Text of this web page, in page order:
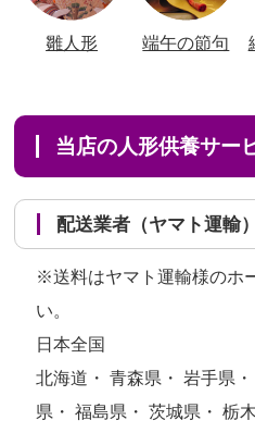
雛人形 端午の節句
当店の人形供養サ
配送業者（ヤマト運
※送料はヤマト運輸様のホ
い。
日本全国
北海道・ 青森県・ 岩手県
県・ 福島県・ 茨城県・ 栃